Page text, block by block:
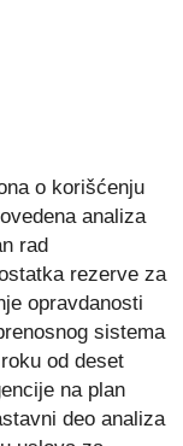
o korišćenju
analiza
rad
rezerve za
opravdanosti
sistema
od deset
na plan
deo analiza